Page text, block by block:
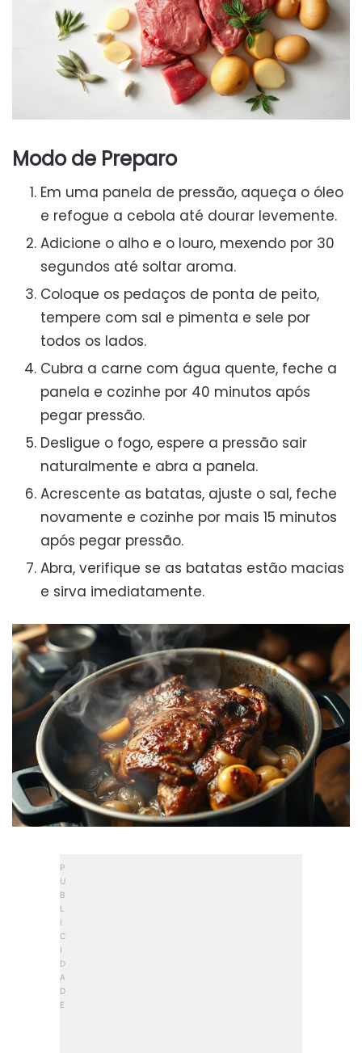
Modo de Preparo
Em uma panela de pressão, aqueça o óleo
e refogue a cebola até dourar levemente.
Adicione o alho e o louro, mexendo por 30
segundos até soltar aroma.
Coloque os pedaços de ponta de peito,
tempere com sal e pimenta e sele por
todos os lados.
Cubra a carne com água quente, feche a
panela e cozinhe por 40 minutos após
pegar pressão.
Desligue o fogo, espere a pressão sair
naturalmente e abra a panela.
Acrescente as batatas, ajuste o sal, feche
novamente e cozinhe por mais 15 minutos
após pegar pressão.
Abra, verifique se as batatas estão macias
e sirva imediatamente.